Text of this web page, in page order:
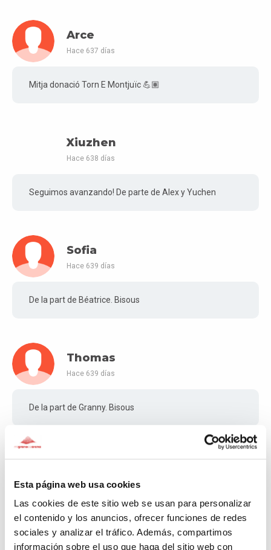
Esta página web usa cookies
Las cookies de este sitio web se usan para personalizar
el contenido y los anuncios, ofrecer funciones de redes
sociales y analizar el tráfico. Además, compartimos
información sobre el uso que haga del sitio web con
Arce
Hace 637 días
Mitja donació Torn E Montjuïc 💪🏽
Xiuzhen
Hace 638 días
Seguimos avanzando! De parte de Alex y Yuchen
Sofia
Hace 639 días
De la part de Béatrice. Bisous
Thomas
Hace 639 días
De la part de Granny. Bisous
Hace 641 días
Ànims amics!